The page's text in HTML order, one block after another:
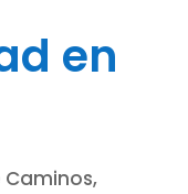
en
Caminos,